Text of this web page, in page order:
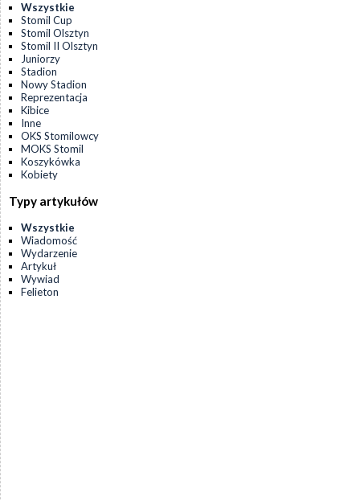
Wszystkie
Stomil Cup
Stomil Olsztyn
Stomil II Olsztyn
Juniorzy
Stadion
Nowy Stadion
Reprezentacja
Kibice
Inne
OKS Stomilowcy
MOKS Stomil
Koszykówka
Kobiety
Typy artykułów
Wszystkie
Wiadomość
Wydarzenie
Artykuł
Wywiad
Felieton